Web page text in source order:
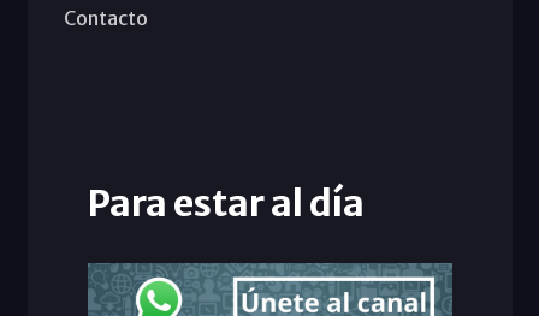
Contacto
Para estar al día